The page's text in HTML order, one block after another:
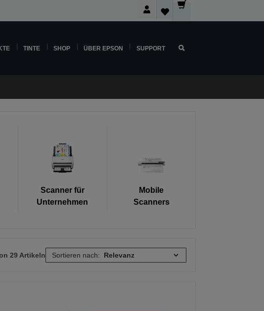
TINTE SHOP ÜBER EPSON SUPPORT
Scanner für
Unternehmen
Mobile
Scanners
29 Artikeln Sortieren nach: